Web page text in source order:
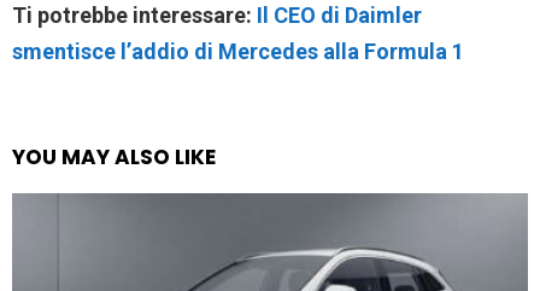
Ti potrebbe interessare: Il CEO di Daimler
smentisce l’addio di Mercedes alla Formula 1
YOU MAY ALSO LIKE